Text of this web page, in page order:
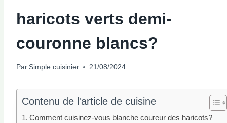
haricots verts demi-
couronne blancs?
Par Simple cuisinier 21/08/2024
Contenu de l'article de cuisine
Comment cuisinez-vous blanche coureur des haricots?